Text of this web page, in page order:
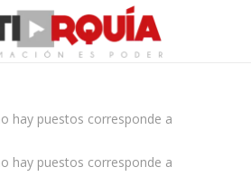
hay puestos corresponde a
hay puestos corresponde a